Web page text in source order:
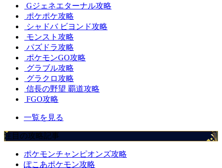
Gジェネエターナル攻略
ポケポケ攻略
シャドバ ビヨンド攻略
モンスト攻略
パズドラ攻略
ポケモンGO攻略
グラブル攻略
グラクロ攻略
信長の野望 覇道攻略
FGO攻略
一覧を見る
注目の攻略記事
ポケモンチャンピオンズ攻略
ぽこあポケモン攻略